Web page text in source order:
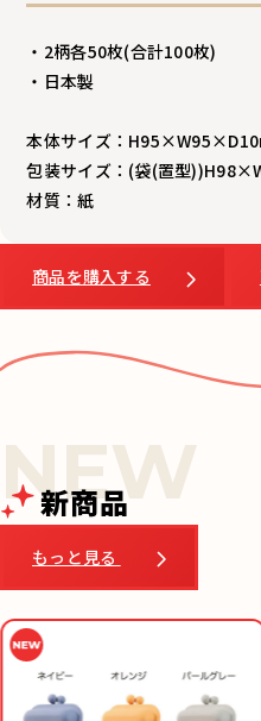
・2柄各50枚(合計100枚)
・日本製
本体サイズ：
包装サイズ：(袋(置型
材質：紙
商品を購入する
新商品
もっと見る